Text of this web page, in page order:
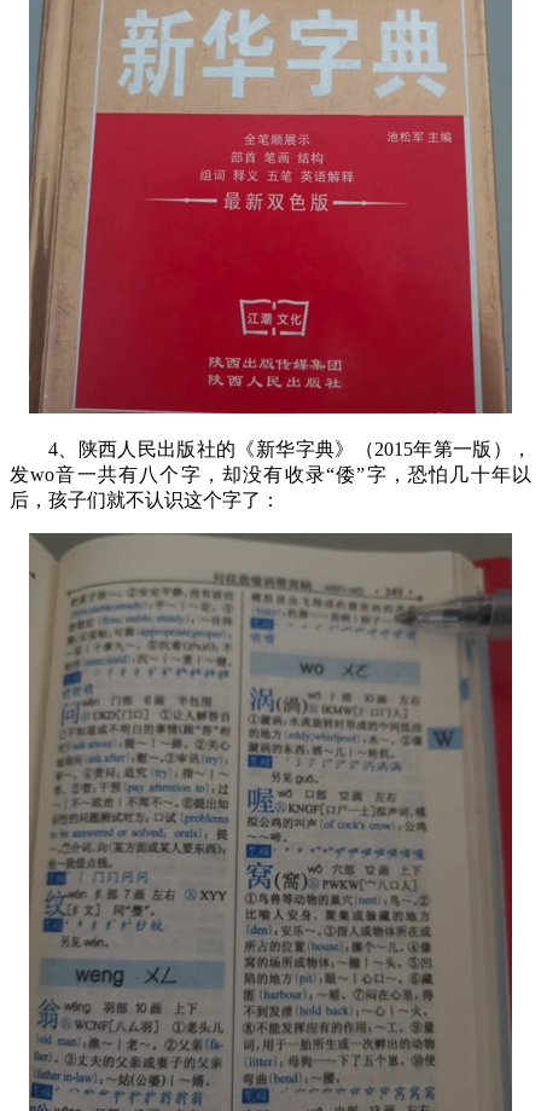
4 、陕西人民出版社的《新华字典》（2015年第一版），
发wo音一共有八个字，却没有收录“倭”字，恐怕几十年以
后，孩子们就不认识这个字了：